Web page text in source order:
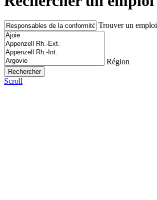
Trouver un emploi
Région
Scroll